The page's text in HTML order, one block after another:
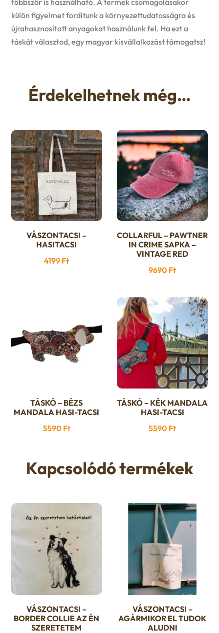
többször is használható. A termék csomagolásakor
külön figyelmet fordítunk a környezettudatosságra és
újrahasznosított anyagokat használunk fel. Ha ezt a
táskát választod, egy magyar kisvállalkozást támogatsz!
Érdekelhetnek még…
VÁSZONTACSI –
HASITACSI
4199 Ft
COLLARFUL – PAWTNER
IN CRIME SAPKA –
VINTAGE RED
9690 Ft
TÁSKÓ – BÉZS
MANDALA HASI-TACSI
5590 Ft
TÁSKÓ – KÉK MANDALA
HASI-TACSI
5590 Ft
Kapcsolódó termékek
VÁSZONTACSI –
BORDER COLLIE AZ ÉN
SZERETETEM
VÁSZONTACSI –
AGÁRMIKOR EL TUDOK
ALUDNI